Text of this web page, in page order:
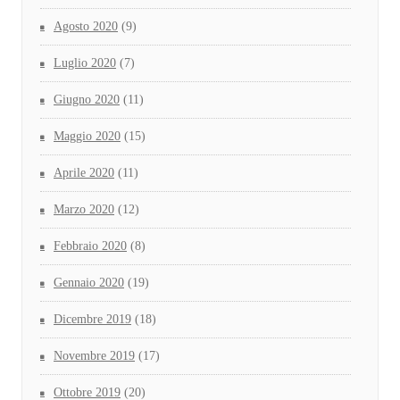
Agosto 2020 (9)
Luglio 2020 (7)
Giugno 2020 (11)
Maggio 2020 (15)
Aprile 2020 (11)
Marzo 2020 (12)
Febbraio 2020 (8)
Gennaio 2020 (19)
Dicembre 2019 (18)
Novembre 2019 (17)
Ottobre 2019 (20)